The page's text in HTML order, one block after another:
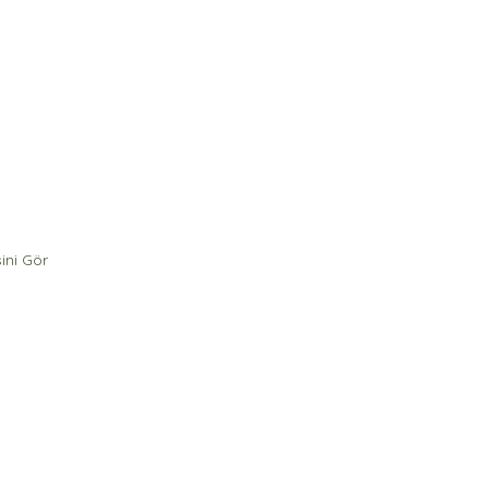
Gör